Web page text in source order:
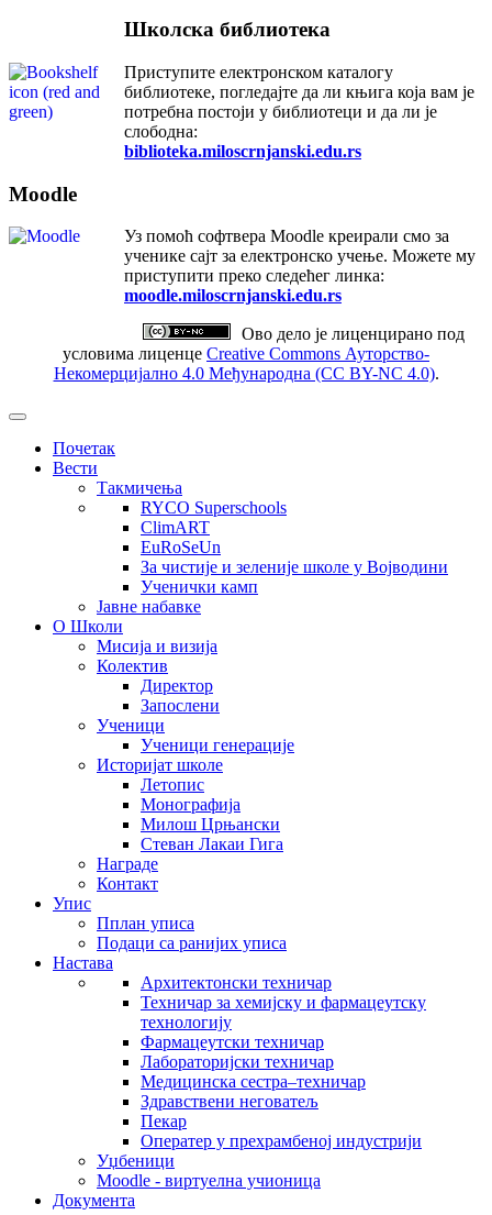
Школска библиотека
Приступите електронском каталогу
библиотеке, погледајте да ли књига која вам је
потребна постоји у библиотеци и да ли је
слободна:
biblioteka.miloscrnjanski.edu.rs
Moodle
Уз помоћ софтвера Moodle креирали смо за
ученике сајт за електронско учење. Можете му
приступити преко следећег линка:
moodle.miloscrnjanski.edu.rs
Ово дело је лиценцирано под
условима лиценце Creative Commons Ауторство-
Некомерцијално 4.0 Међународна (CC BY-NC 4.0).
Почетак
Вести
Такмичења
RYCO Superschools
ClimART
EuRoSeUn
За чистије и зеленије школе у Војводини
Ученички камп
Јавне набавке
О Школи
Мисија и визија
Колектив
Директор
Запослени
Ученици
Ученици генерације
Историјат школе
Летопис
Монографија
Милош Црњански
Стеван Лакаи Гига
Награде
Контакт
Упис
Пплан уписа
Подаци са ранијих уписа
Настава
Архитектонски техничар
Техничар за хемијску и фармацеутску
технологију
Фармацеутски техничар
Лабораторијски техничар
Медицинска сестра–техничар
Здравствени неговатељ
Пекар
Оператер у прехрамбеној индустрији
Уџбеници
Moodle - виртуелна учионица
Документа